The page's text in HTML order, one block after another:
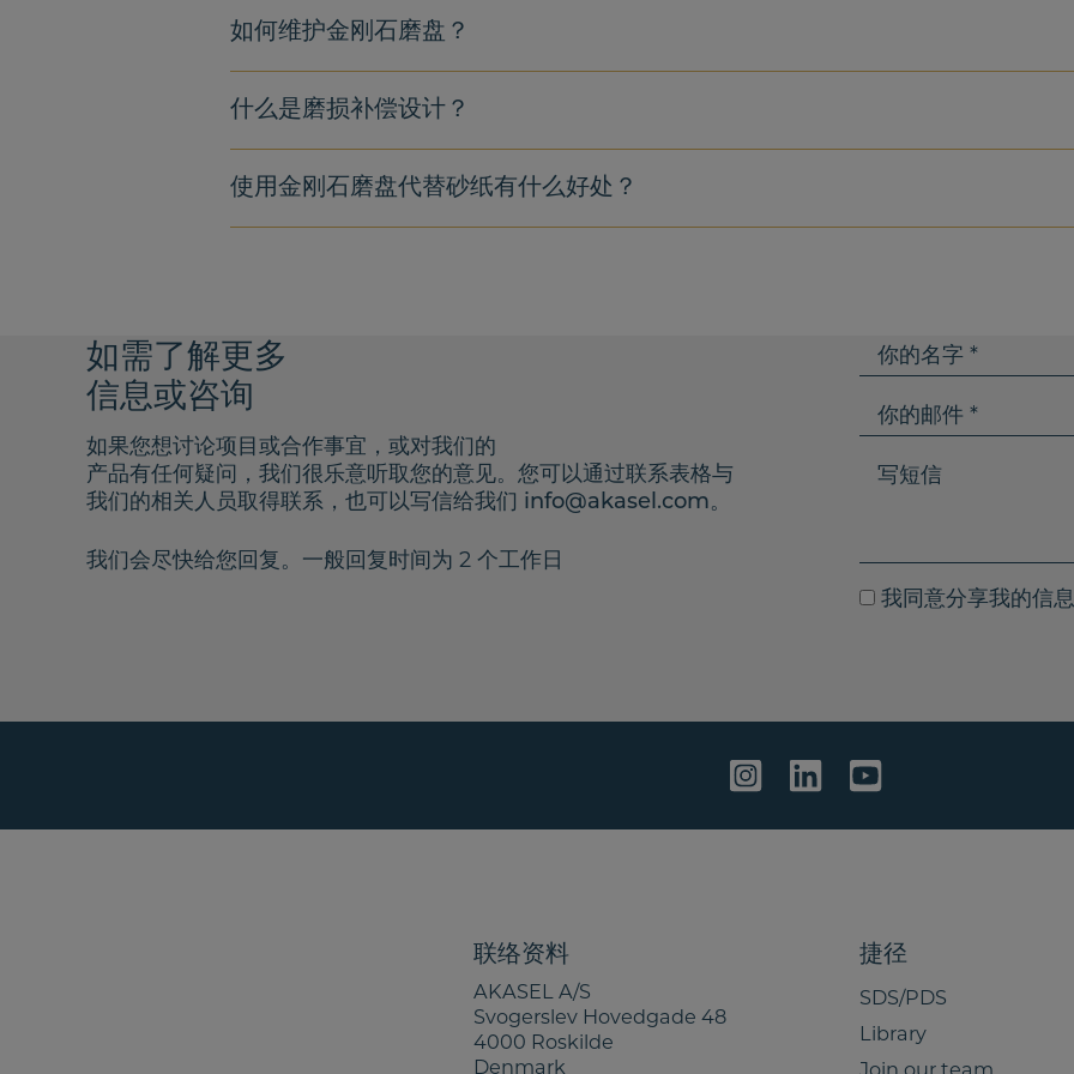
如何维护金刚石磨盘？
什么是磨损补偿设计？
使用金刚石磨盘代替砂纸有什么好处？
如需了解更多
信息或咨询
如果您想讨论项目或合作事宜，或对我们的
产品有任何疑问，我们很乐意听取您的意见。您可以通过联系表格与
我们的相关人员取得联系，也可以写信给我们 info@akasel.com。
我们会尽快给您回复。一般回复时间为 2 个工作日
o
r
o
i
W
y
m
e
s
I
t
o
s
e
m
y
i
我同意分享我的信息
联络资料
AKASEL A/S
Svogerslev Hovedgade 48
4000 Roskilde
Denmark
捷径
SDS/PDS
Library